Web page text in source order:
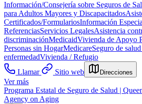
Información/Consejería sobre Seguros de
para Adultos Mayores y Discapacitados
Certificados/FormulariosInformación
ReferenciasServicios LegalesAsistencia
discriminaciónMedicaidVivienda de Apoyo
Personas sin HogarMedicareSeguro de
enfermedadVivienda / Refugio
Llamar
Sitio web Direcciones
Ver más
Programa Estatal de Seguro de Salud |
Agency on Aging